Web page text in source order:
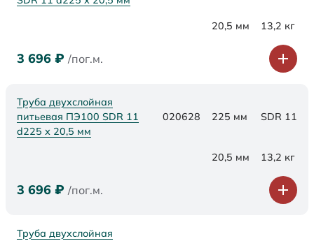
20,5 мм 13,2 кг
3 696 ₽ /пог.м.
Труба двухслойная
питьевая ПЭ100 SDR 11
d225 х 20,5 мм
020628 225 мм SDR 11
20,5 мм 13,2 кг
3 696 ₽ /пог.м.
Труба двухслойная